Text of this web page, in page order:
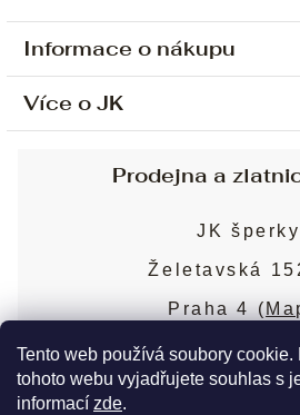
Tento web používá soubory
tohoto webu vyjadřujete souhlas s
informací zde.
Informace o nákupu
Ochrana osobních údajů
Sjednání osobní schůzky
Obchodní podmínky
Puncovní značky
Více o JK
Blog
Nejčastější dotazy
Prodejna a
JK šperky
Želetavská
Praha 4 (
Více o